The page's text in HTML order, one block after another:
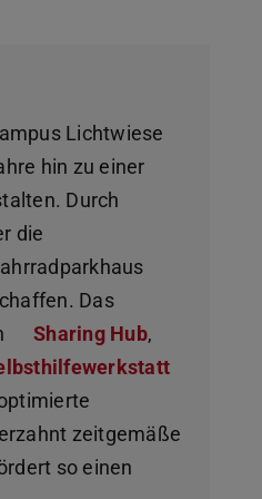
Lichtwiese
hin zu einer
Durch
die
Das
Sharing Hub(wird in
,
zeitgemäße
so einen